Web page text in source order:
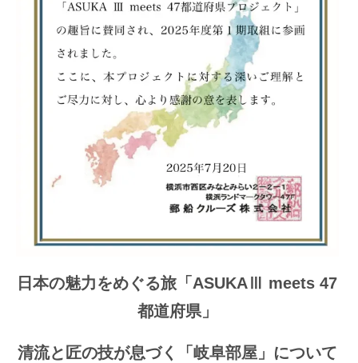
日本の魅力をめぐる旅「ASUKAⅢ meets 47
都道府県」
清流と匠の技が息づく「岐阜部屋」について